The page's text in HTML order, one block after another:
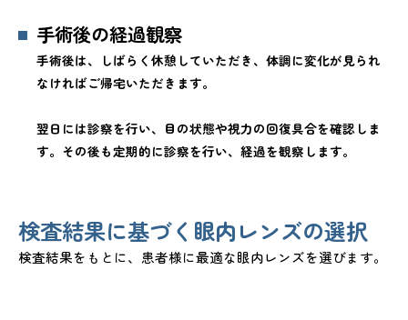
手術後の経過観察
手術後は、しばらく休憩していただき、体調に変化が見られ
なければご帰宅いただきます。
翌日には診察を行い、目の状態や視力の回復具合を確認しま
す。その後も定期的に診察を行い、経過を観察します。
検査結果に基づく眼内レンズの選択
検査結果をもとに、患者様に最適な眼内レンズを選びます。